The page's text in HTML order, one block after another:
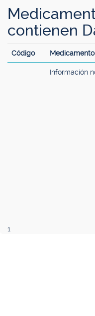
contienen
Código Medicamento
Información
1